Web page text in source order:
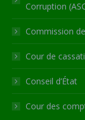
Corruption
Commission
Cour de
Conseil d’État
Cour des